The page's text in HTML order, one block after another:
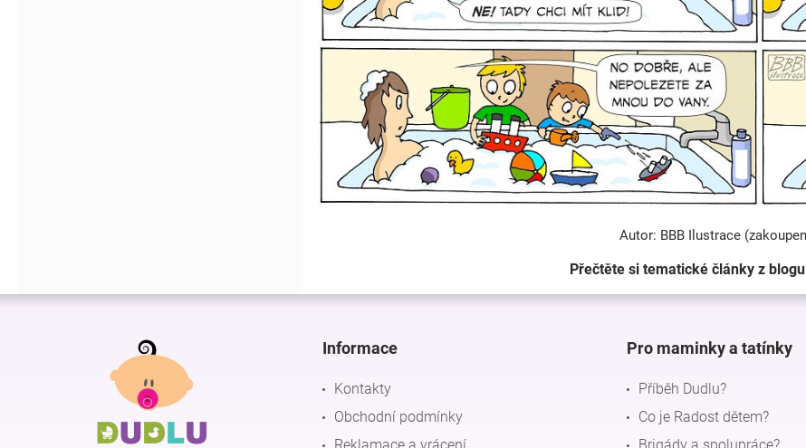
Autor: BBB Ilustrace
Přečtěte si tematické články z
Z
Informace
Kontakty
Obchodní podmínky
Pro maminky a tatínky
Příběh Dudlu?
Co je Radost dětem?